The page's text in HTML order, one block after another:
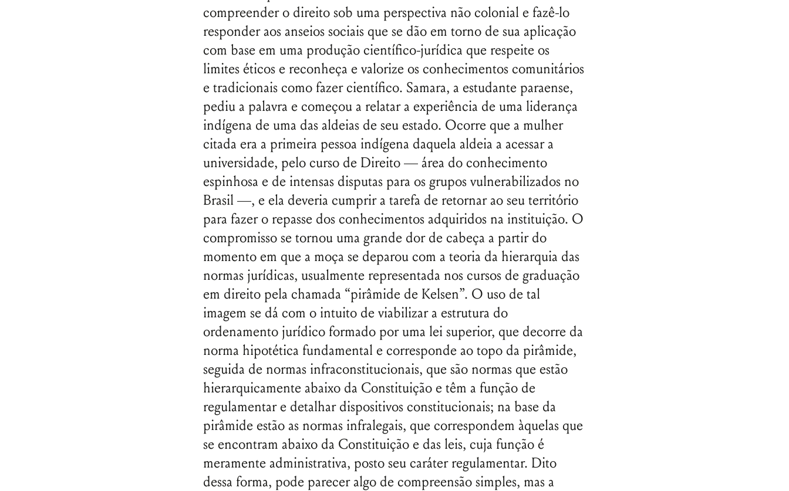
compreender o direito sob uma perspectiva não colonial e fazê-lo
responder aos anseios sociais que se dão em torno de sua aplicação
com base em uma produção científico-jurídica que respeite os
limites éticos e reconheça e valorize os conhecimentos comunitários
e tradicionais como fazer científico. Samara, a estudante paraense,
pediu a palavra e começou a relatar a experiência de uma liderança
indígena de uma das aldeias de seu estado. Ocorre que a mulher
citada era a primeira pessoa indígena daquela aldeia a acessar a
universidade, pelo curso de Direito — área do conhecimento
espinhosa e de intensas disputas para os grupos vulnerabilizados no
Brasil —, e ela deveria cumprir a tarefa de retornar ao seu território
para fazer o repasse dos conhecimentos adquiridos na instituição. O
compromisso se tornou uma grande dor de cabeça a partir do
momento em que a moça se deparou com a teoria da hierarquia das
normas jurídicas, usualmente representada nos cursos de graduação
em direito pela chamada “pirâmide de Kelsen”. O uso de tal
imagem se dá com o intuito de viabilizar a estrutura do
ordenamento jurídico formado por uma lei superior, que decorre da
norma hipotética fundamental e corresponde ao topo da pirâmide,
seguida de normas infraconstitucionais, que são normas que estão
hierarquicamente abaixo da Constituição e têm a função de
regulamentar e detalhar dispositivos constitucionais; na base da
pirâmide estão as normas infralegais, que correspondem àquelas que
se encontram abaixo da Constituição e das leis, cuja função é
meramente administrativa, posto seu caráter regulamentar. Dito
dessa forma, pode parecer algo de compreensão simples, mas a